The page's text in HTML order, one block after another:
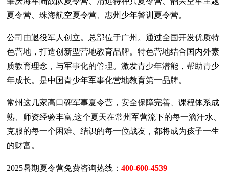
夏令营、珠海航空夏令营、惠州少年警训夏令营。
公司由退役军人创立。总部位于广州。通过全国开发优质特
色营地，打造创新型营地教育品牌。特色营地结合国内外素
质教育理念，与军事化的管理。激发青少年潜能，帮助青少
年成长。是中国青少年军事化营地教育第一品牌。
常州这几家高口碑军事夏令营，安全保障完善、课程体系成
熟、师资经验丰富,这个夏天在常州军营流下的每一滴汗水、
克服的每一个困难、结识的每一位战友，都将成为孩子一生
的财富。
2025暑期夏令营免费咨询热线：400-600-4539